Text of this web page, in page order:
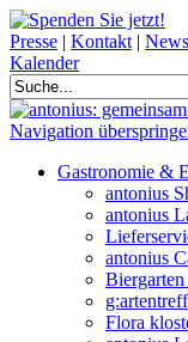
Presse | Kontakt |
Kalender
Navigation
Gastronomie &
antonius
antonius
antonius
g:artentreff
Flora